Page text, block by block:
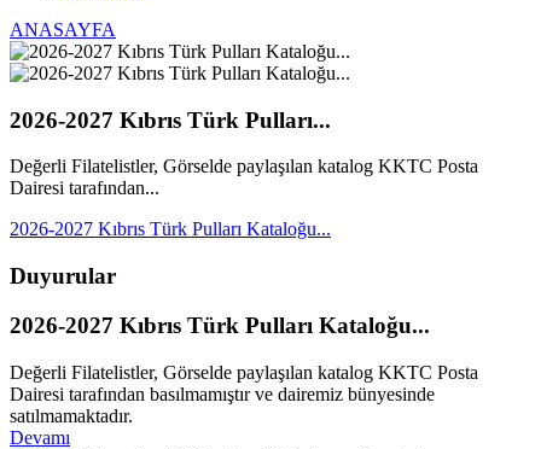
ANASAYFA
2026-2027 Kıbrıs Türk Pulları...
Değerli Filatelistler, Görselde paylaşılan katalog KKTC Posta
Dairesi tarafından...
2026-2027 Kıbrıs Türk Pulları Kataloğu...
Duyurular
2026-2027 Kıbrıs Türk Pulları Kataloğu...
Değerli Filatelistler, Görselde paylaşılan katalog KKTC Posta
Dairesi tarafından basılmamıştır ve dairemiz bünyesinde
satılmamaktadır.
Devamı